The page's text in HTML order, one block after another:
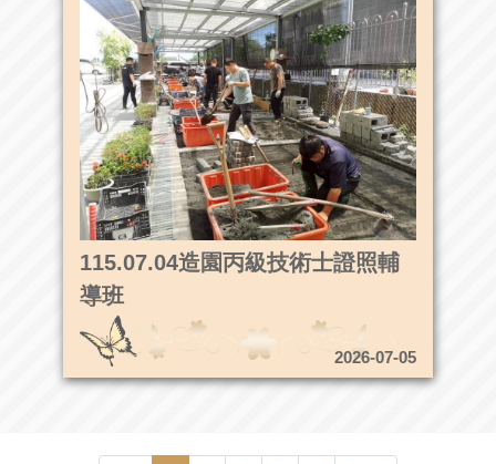
115.07.04造園丙級技術士證照輔
導班
2026-07-05